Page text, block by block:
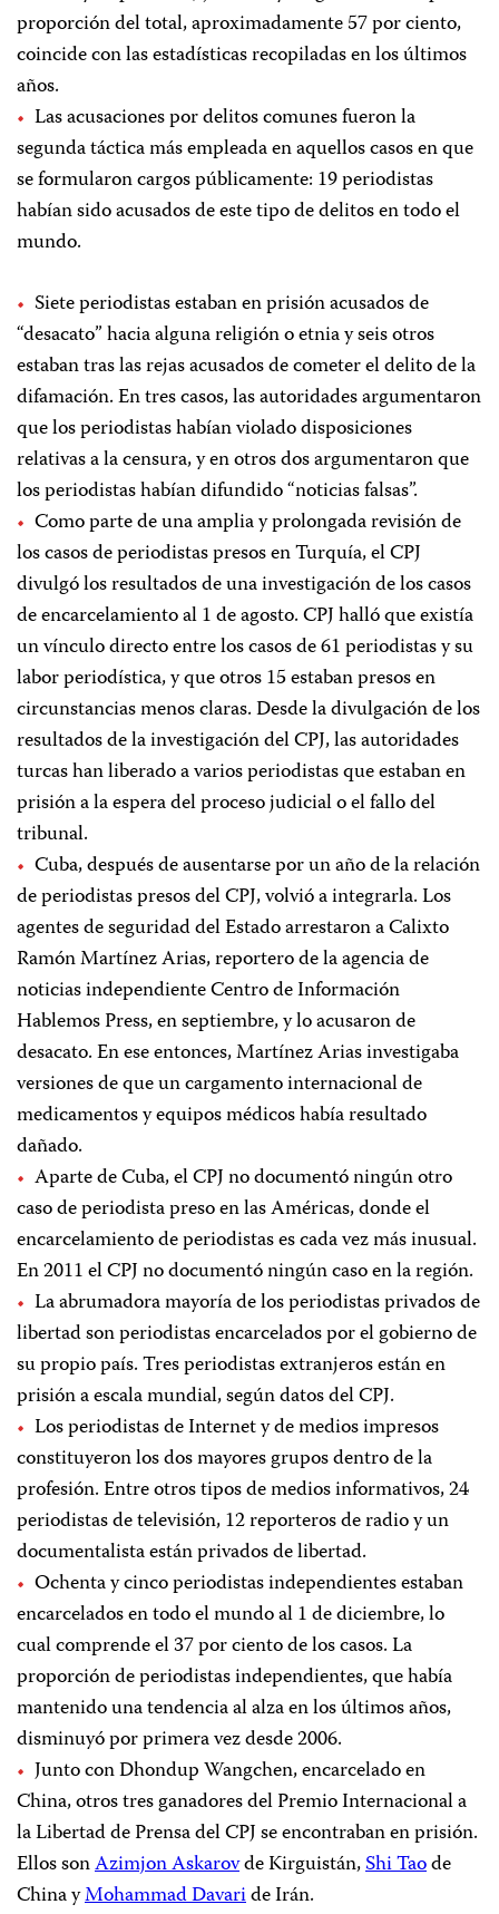
proporción del total, aproximadamente 57 por ciento,
coincide con las estadísticas recopiladas en los últimos
años.
Las acusaciones por delitos comunes fueron la
segunda táctica más empleada en aquellos casos en que
se formularon cargos públicamente: 19 periodistas
habían sido acusados de este tipo de delitos en todo el
mundo.
Siete periodistas estaban en prisión acusados de
“desacato” hacia alguna religión o etnia y seis otros
estaban tras las rejas acusados de cometer el delito de la
difamación. En tres casos, las autoridades argumentaron
que los periodistas habían violado disposiciones
relativas a la censura, y en otros dos argumentaron que
los periodistas habían difundido “noticias falsas”.
Como parte de una amplia y prolongada revisión de
los casos de periodistas presos en Turquía, el CPJ
divulgó los resultados de una investigación de los casos
de encarcelamiento al 1 de agosto. CPJ halló que existía
un vínculo directo entre los casos de 61 periodistas y su
labor periodística, y que otros 15 estaban presos en
circunstancias menos claras. Desde la divulgación de los
resultados de la investigación del CPJ, las autoridades
turcas han liberado a varios periodistas que estaban en
prisión a la espera del proceso judicial o el fallo del
tribunal.
Cuba, después de ausentarse por un año de la relación
de periodistas presos del CPJ, volvió a integrarla. Los
agentes de seguridad del Estado arrestaron a Calixto
Ramón Martínez Arias, reportero de la agencia de
noticias independiente Centro de Información
Hablemos Press, en septiembre, y lo acusaron de
desacato. En ese entonces, Martínez Arias investigaba
versiones de que un cargamento internacional de
medicamentos y equipos médicos había resultado
dañado.
Aparte de Cuba, el CPJ no documentó ningún otro
caso de periodista preso en las Américas, donde el
encarcelamiento de periodistas es cada vez más inusual.
En 2011 el CPJ no documentó ningún caso en la región.
La abrumadora mayoría de los periodistas privados de
libertad son periodistas encarcelados por el gobierno de
su propio país. Tres periodistas extranjeros están en
prisión a escala mundial, según datos del CPJ.
Los periodistas de Internet y de medios impresos
constituyeron los dos mayores grupos dentro de la
profesión. Entre otros tipos de medios informativos, 24
periodistas de televisión, 12 reporteros de radio y un
documentalista están privados de libertad.
Ochenta y cinco periodistas independientes estaban
encarcelados en todo el mundo al 1 de diciembre, lo
cual comprende el 37 por ciento de los casos. La
proporción de periodistas independientes, que había
mantenido una tendencia al alza en los últimos años,
disminuyó por primera vez desde 2006.
Junto con Dhondup Wangchen, encarcelado en
China, otros tres ganadores del Premio Internacional a
la Libertad de Prensa del CPJ se encontraban en prisión.
Ellos sonAzimjon Askarovde Kirguistán,Shi Taode
China yMohammad Davaride Irán.